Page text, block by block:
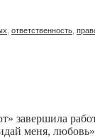
ответственность
завершила
меня,